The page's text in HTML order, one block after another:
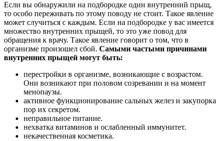
Если вы обнаружили на подбородке один внутренний прыщ,
то особо переживать по этому поводу не стоит. Такое явление
может случиться с каждым. Если на подбородке у вас имеется
множество внутренних прыщей, то это уже повод для
обращения к врачу. Такое явление говорит о том, что в
организме произошел сбой. Самыми частыми причинами
внутренних прыщей могут быть:
перестройки в организме, возникающие с возрастом.
Они возникают при половом созревании и на момент
менопаузы.
активное функционирование сальных желез и закупорка
пор их секретом.
неправильное питание.
нехватка витаминов и ослабленный иммунитет.
некачественная косметика.